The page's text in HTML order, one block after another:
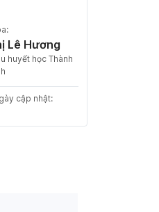
Lê Hương
huyết học Thành
cập nhật: